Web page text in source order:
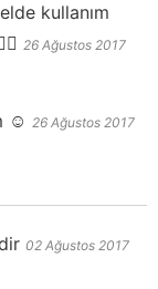
kullanım
26 Ağustos 2017
☺️ 26 Ağustos 2017
02 Ağustos 2017